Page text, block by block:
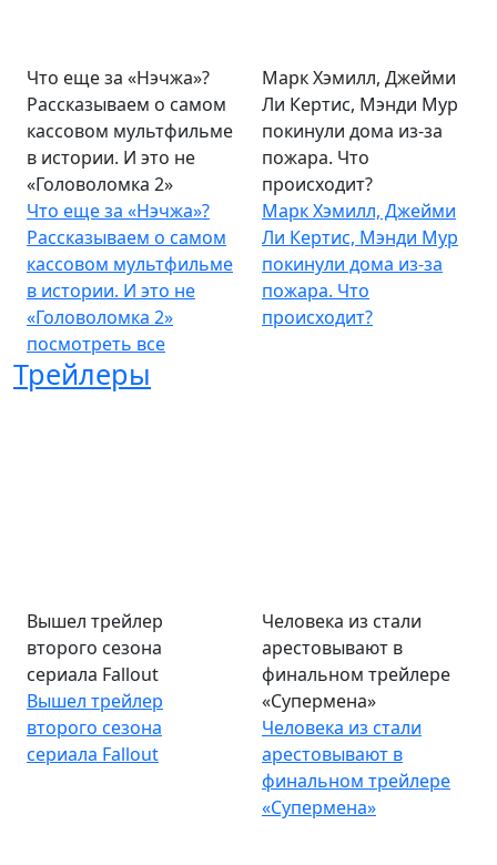
Что еще за «Нэчжа»?
Рассказываем о самом
кассовом мультфильме
в истории. И это не
«Головоломка 2»
Что еще за «Нэчжа»?
Рассказываем о самом
кассовом мультфильме
в истории. И это не
«Головоломка 2»
Марк Хэмилл, Джейми
Ли Кертис, Мэнди Мур
покинули дома из-за
пожара. Что
происходит?
Марк Хэмилл, Джейми
Ли Кертис, Мэнди Мур
покинули дома из-за
пожара. Что
происходит?
посмотреть все
Трейлеры
Вышел трейлер
второго сезона
сериала Fallout
Вышел трейлер
второго сезона
сериала Fallout
Человека из стали
арестовывают в
финальном трейлере
«Супермена»
Человека из стали
арестовывают в
финальном трейлере
«Супермена»